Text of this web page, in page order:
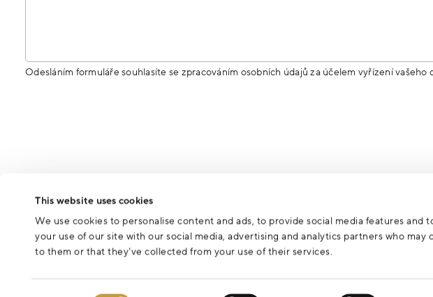
This website uses cookies
We use cookies to personalise content and ads, to provide social media features and
your use of our site with our social media, advertising and analytics partners who
to them or that they’ve collected from your use of their services.
Odesláním formuláře souhlasíte se zpracováním osobních údajů za účelem vyřízení vašeho